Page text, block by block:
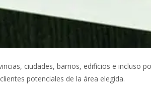
ciudades, barrios, edificios e incluso
potenciales de la área elegida.